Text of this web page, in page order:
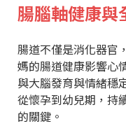
腸腦軸健康與
腸道不僅是消化器官
媽的腸道健康影響心
與大腦發育與情緒穩
從懷孕到幼兒期，持
的關鍵。